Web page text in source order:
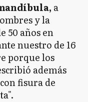
a
y la
50 años en
nuestro de 16
porque los
además
fisura de